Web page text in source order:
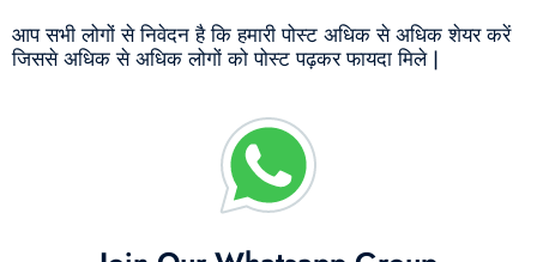
आप सभी लोगों से निवेदन है कि हमारी पोस्ट अधिक से अधिक शेयर करें
जिससे अधिक से अधिक लोगों को पोस्ट पढ़कर फायदा मिले |